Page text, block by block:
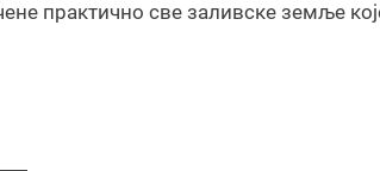
практично све заливске земље